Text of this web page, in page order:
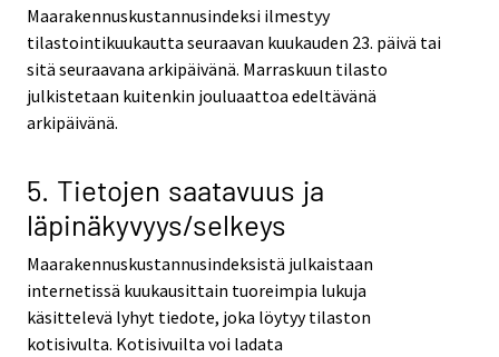
Maarakennuskustannusindeksi ilmestyy
tilastointikuukautta seuraavan kuukauden 23. päivä tai
sitä seuraavana arkipäivänä. Marraskuun tilasto
julkistetaan kuitenkin jouluaattoa edeltävänä
arkipäivänä.
5. Tietojen saatavuus ja
läpinäkyvyys/selkeys
Maarakennuskustannusindeksistä julkaistaan
internetissä kuukausittain tuoreimpia lukuja
käsittelevä lyhyt tiedote, joka löytyy tilaston
kotisivulta. Kotisivuilta voi ladata